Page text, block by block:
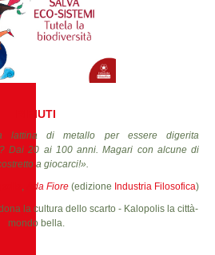
RIFIUTI
lattina di metallo per essere digerita
Dai 20 ai 100 anni. Magari con alcune di
a giocarci!».
, Ada Fiore (edizione Industria Filosofica)